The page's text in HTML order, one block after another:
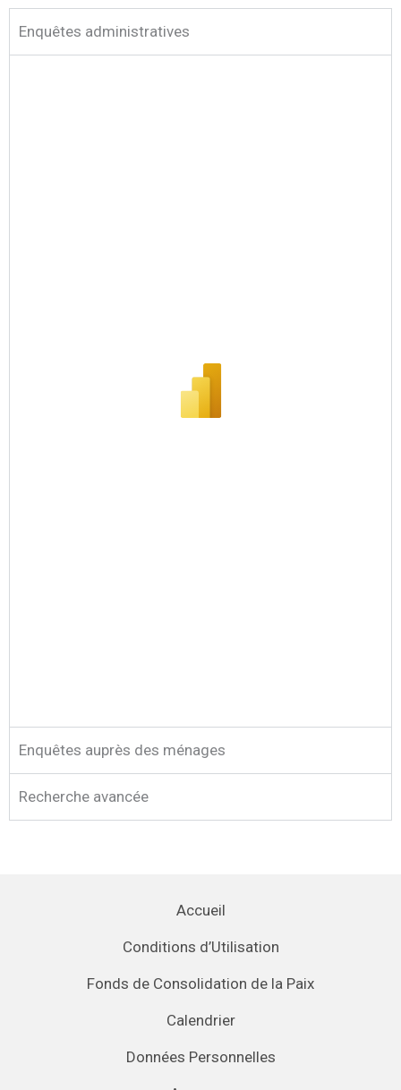
Enquêtes administratives
Enquêtes auprès des ménages
Recherche avancée
Accueil
Conditions d’Utilisation
Fonds de Consolidation de la Paix
Calendrier
Données Personnelles